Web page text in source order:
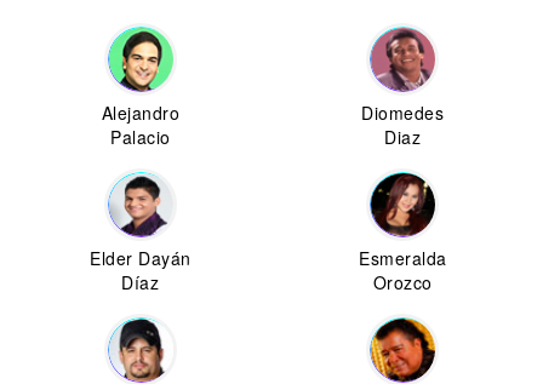
Alejandro
Palacio
Diomedes
Diaz
Elder Dayán
Díaz
Esmeralda
Orozco